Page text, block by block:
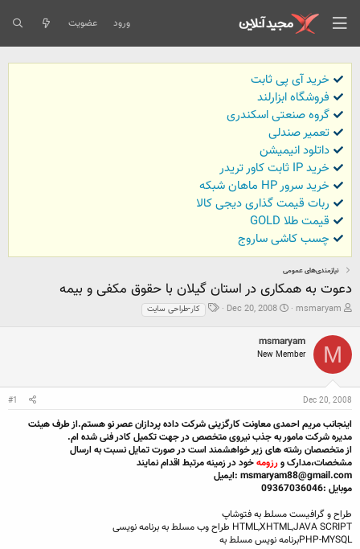
ورود عضویت
خرید آی پی ثابت
فروشگاه ابزارلند
گروه صنعتی اسکندری
تعمیر صندلی
داتلود انیمیشن
خرید IP ثابت کاور تریدر
خرید سرور HP ماهان شبکه
ربات قیمت گذاری دیجی کالا
قیمت طلا GOLD
چسب کاشی ساروج
نیازمندی‌های عمومی
دعوت به همکاری در استان گیلان با حقوق مکفی و بیمه
ش
ع
ن
ه
و
ض
و
ع
msmaryam
ت
ی
خ
Dec 20, 2008
ب کار-طراحی سایت
M
msmaryam
New Member
Dec 20, 2008
#1
اینجانب مریم احمدی معاونت کارگزینی شرکت داده پردازان عصر نو هستم.از طرف هیئت
مدیره شرکت مامور به جذب نیروی متخصص در جهت تکمیل کادر فنی شده ام.
از متخصصان رشته های زیر خواهشمند است در صورت تمایل نسبت به ارسال
مشخصات،مدارک ورزومهخود در زمینه مرتبط اقدام نمایند
msmaryam88@gmail.com :ایمیل
موبایل :09367036046
طراح و گرافیست مسلط به فتوشاپ
HTML,XHTML,JAVA SCRIPT طراح وب مسلط به برنامه نویسی
PHP-MYSQLبرنامه نویس مسلط به